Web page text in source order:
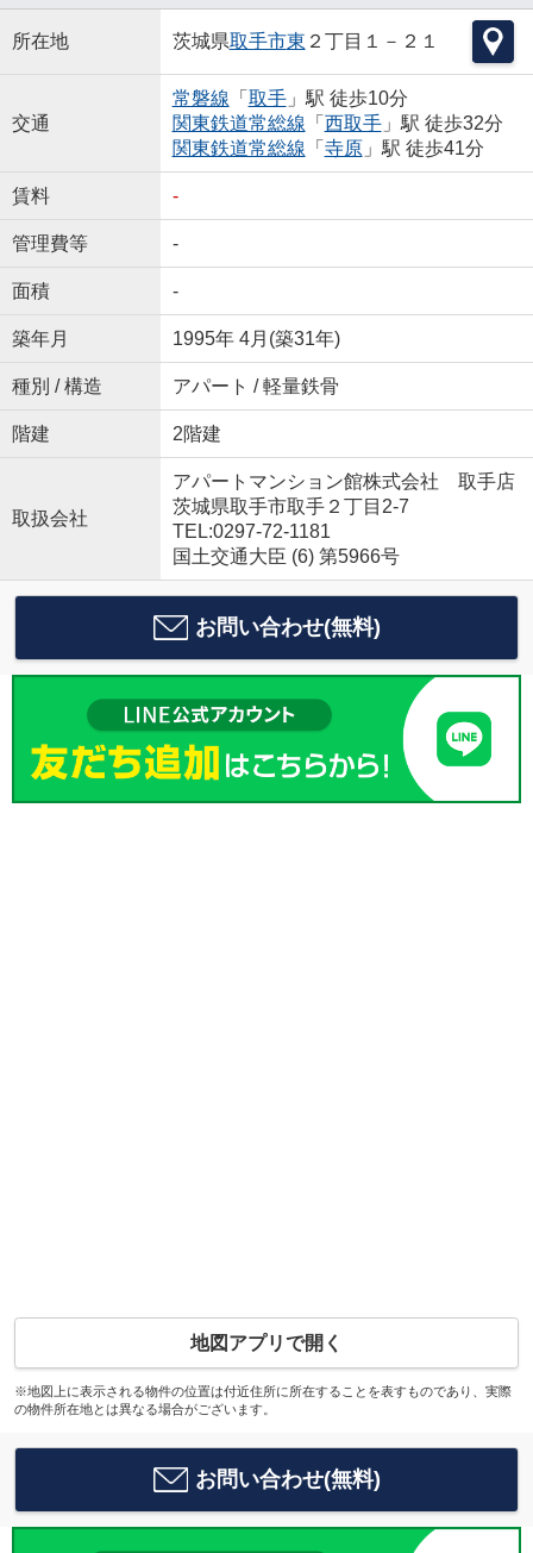
所在地 茨城県取手市東 ２丁目１－２１
交通
常磐線 「 取手」駅 徒歩10分
関東鉄道常総線 「 西取手」駅 徒歩32分
関東鉄道常総線 「 寺原」駅 徒歩41分
賃料 -
管理費等 -
面積 -
築年月 1995年 4月(築31年)
種別 / 構造 アパート / 軽量鉄骨
階建 2階建
取扱会社
アパートマンション館株式会社 取手店
茨城県取手市取手２丁目2-7
TEL:0297-72-1181
国土交通大臣 (6) 第5966号
お問い合わせ(無料)
地図アプリで開く
※地図上に表示される物件の位置は付近住所に所在することを表すものであり、実際
の物件所在地とは異なる場合がございます。
お問い合わせ(無料)